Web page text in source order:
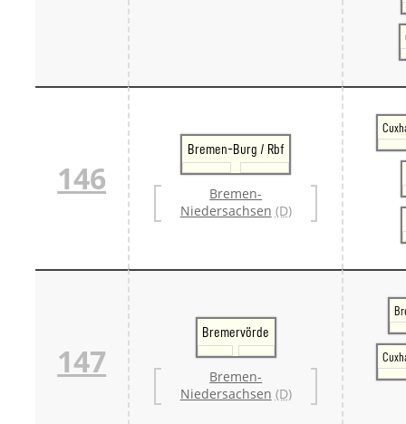
146
Bremen-Burg / Rbf
Bremen-
Niedersachsen (D)
147
Bremervörde
Bremen-
Niedersachsen (D)